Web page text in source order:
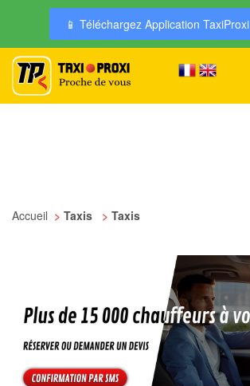
📱 Téléchargez Application TaxiProxi
Accueil > Taxis > Taxis